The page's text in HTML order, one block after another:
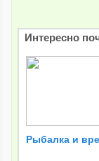
Интересно
Рыбалка и